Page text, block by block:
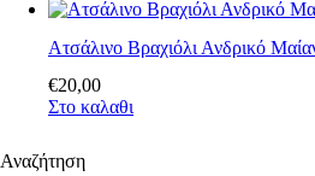
Ατσάλινο Βραχιόλι Ανδρικό
€20,00
Στο καλαθι
Αναζήτηση